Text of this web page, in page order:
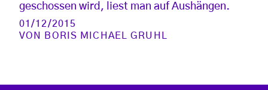
geschossen wird, liest man auf Aushängen.
01/12/2015
VON
BORIS MICHAEL GRUHL